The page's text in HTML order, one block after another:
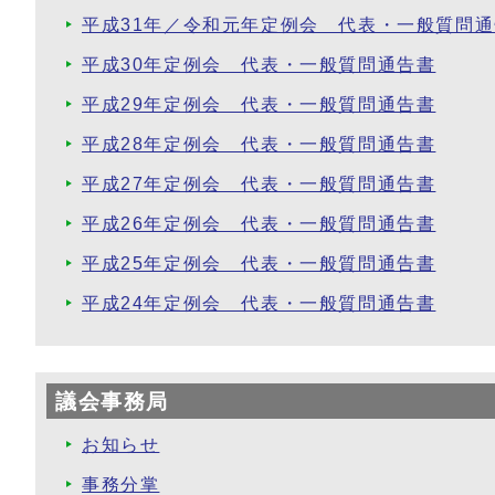
平成31年／令和元年定例会 代表・一般質問
平成30年定例会 代表・一般質問通告書
平成29年定例会 代表・一般質問通告書
平成28年定例会 代表・一般質問通告書
平成27年定例会 代表・一般質問通告書
平成26年定例会 代表・一般質問通告書
平成25年定例会 代表・一般質問通告書
平成24年定例会 代表・一般質問通告書
議会事務局
お知らせ
事務分掌